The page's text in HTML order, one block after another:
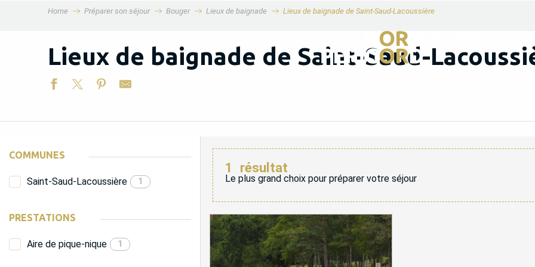
Home Préparer son séjour Bouger Lieux de baignade Lieux de baignade de Saint-Saud-Lacoussière
Lieux de baignade de Saint-Saud-
COMMUNES
Saint-Saud-Lacoussière 1
PRESTATIONS
Aire de pique-nique 1
1 résultat
Le plus grand choix pour préparer votre séjour